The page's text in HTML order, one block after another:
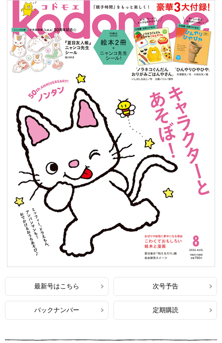
最新号はこちら 次号予告
バックナンバー 定期購読